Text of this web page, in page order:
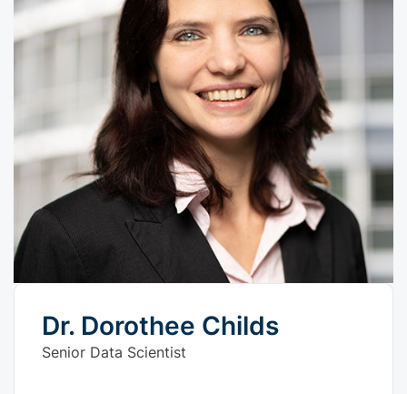
Dr. Dorothee Childs
Senior Data Scientist